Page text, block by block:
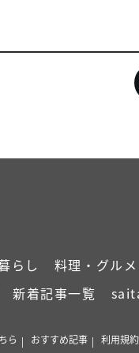
らし 料理・グルメ
新着記事一覧
ら おすすめ記事 利用規約